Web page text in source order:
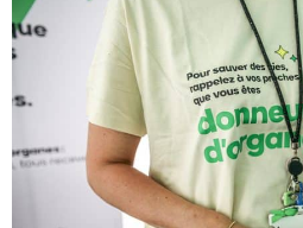
pôle régional de cancérologie.